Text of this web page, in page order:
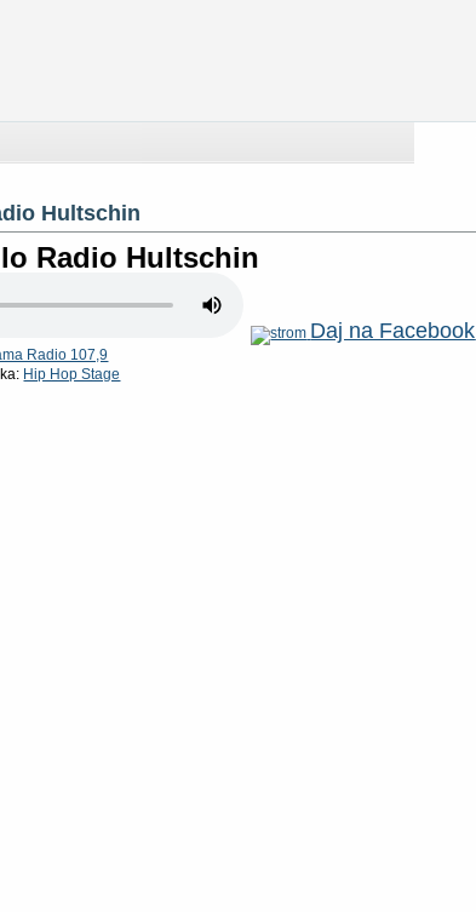
Hultschin
Hultschin
Daj na Facebook
Radio 107,9
Hip Hop Stage